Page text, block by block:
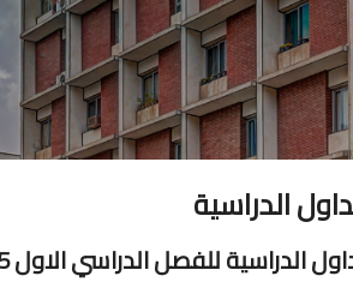
الدراسية
الدراسية للفصل الدراسي الاول 2025-2026